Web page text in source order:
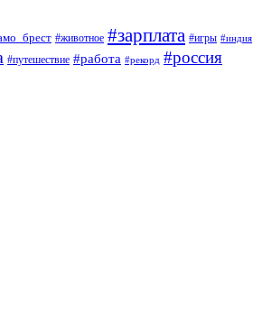
#животное #зарплата #игры #индия
#путешествие #работа #рекорд #россия